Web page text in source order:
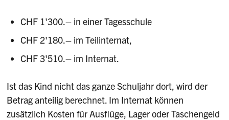
CHF 1'300.– in einer Tagesschule
CHF 2'180.– im Teilinternat,
CHF 3'510.– im Internat.
Ist das Kind nicht das ganze Schuljahr dort, wird der
Betrag anteilig berechnet. Im Internat können
zusätzlich Kosten für Ausflüge, Lager oder Taschengeld